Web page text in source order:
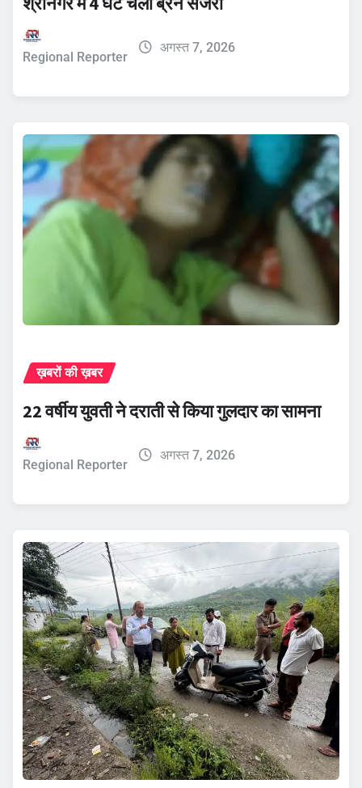
Regional Reporter
अगस्त 7, 2026
ख़बरों की ख़बर
22 वर्षीय युवती ने दराती से किया गुलदार का सामना
Regional Reporter
अगस्त 7, 2026